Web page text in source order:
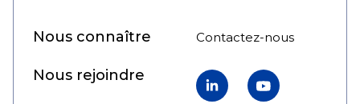
Nous connaître
Nous rejoindre
Contactez-nous
LinkedInYouTube